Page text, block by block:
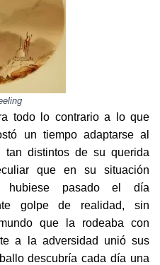
todo lo contrario a lo que
un tiempo adaptarse al
distintos de su querida
que en su situación
hubiese pasado el día
golpe de realidad, sin
que la rodeaba con
a la adversidad unió sus
descubría cada día una